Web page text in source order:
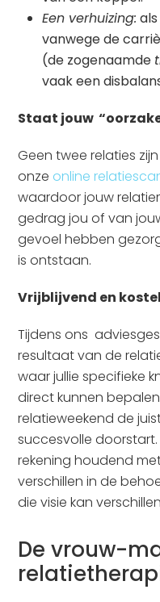
Een verhuizing:
vanwege de
(de zogenaamde
vaak een
Staat jouw
Geen twee relaties
onze online
waardoor jouw
gedrag jou of van
gevoel hebben
is ontstaan.
Vrijblijvend en
Tijdens ons
resultaat van de
waar jullie specifieke
direct kunnen
relatieweekend de
succesvolle
rekening houdend
verschillen in de
die visie kan
De vrouw-